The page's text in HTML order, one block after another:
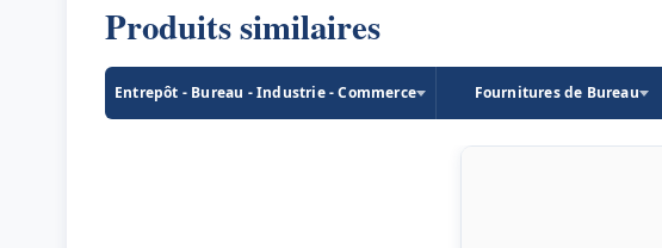
Produits similaires
Entrepôt - Bureau - Industrie - Commerce Fournitures de Bureau